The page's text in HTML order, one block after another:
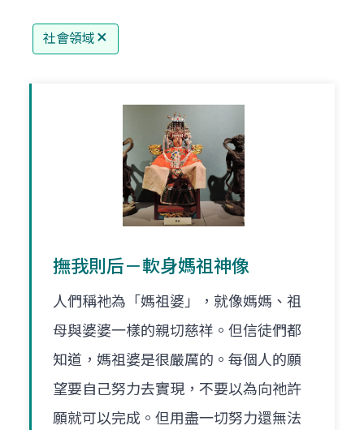
社會領域
撫我則后－軟身媽祖神像
人們稱祂為「媽祖婆」，就像媽媽、祖
母與婆婆一樣的親切慈祥。但信徒們都
知道，媽祖婆是很嚴厲的。每個人的願
望要自己努力去實現，不要以為向祂許
願就可以完成。但用盡一切努力還無法